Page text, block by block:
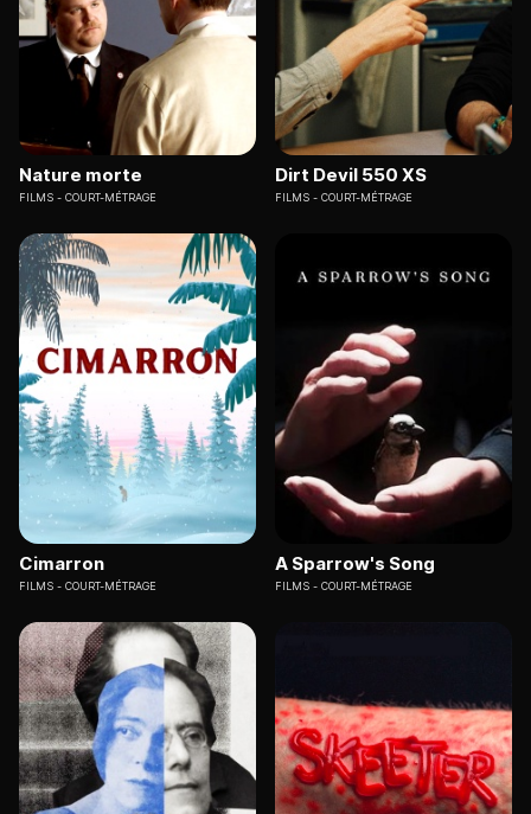
Nature morte
FILMS COURT-MÉTRAGE
Dirt Devil 550 XS
FILMS COURT-MÉTRAGE
Cimarron
FILMS COURT-MÉTRAGE
A Sparrow's Song
FILMS COURT-MÉTRAGE